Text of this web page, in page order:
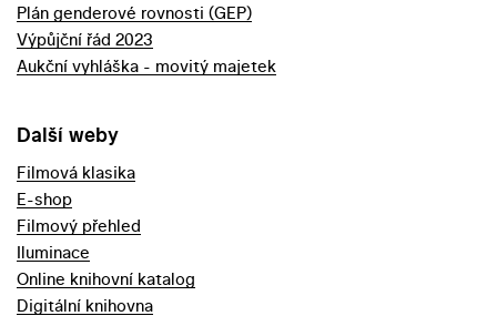
Plán genderové rovnosti (GEP)
Výpůjční řád 2023
Aukční vyhláška - movitý majetek
Další weby
Filmová klasika
E-shop
Filmový přehled
Iluminace
Online knihovní katalog
Digitální knihovna